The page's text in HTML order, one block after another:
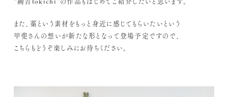
また、藁という素材をもっと身近に感じてもらいたいという
甲斐さんの想いが新たな形となって登場予定ですので、
こちらもどうぞ楽しみにお待ちください。